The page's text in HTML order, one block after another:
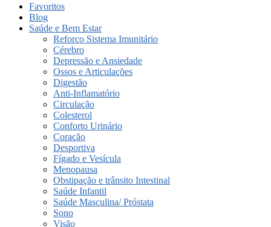
Favoritos
Blog
Saúde e Bem Estar
Reforço Sistema Imunitário
Cérebro
Depressão e Ansiedade
Ossos e Articulações
Digestão
Anti-Inflamatório
Circulação
Colesterol
Conforto Urinário
Coração
Desportiva
Fígado e Vesícula
Menopausa
Obstipação e trânsito Intestinal
Saúde Infantil
Saúde Masculina/ Próstata
Sono
Visão